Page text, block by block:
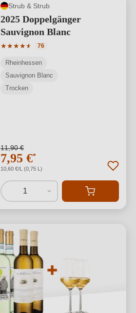
Strub & Strub
2025 Doppelgänger
Sauvignon Blanc
★★★★★
★
Durchschnittliche Bewertung von 4.93
76
Rheinhessen
Sauvignon Blanc
Trocken
11,90 €
7,95 €*
10,60 €/L (0,75 L)
1